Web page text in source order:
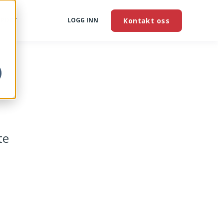
LOGG INN Kontakt oss